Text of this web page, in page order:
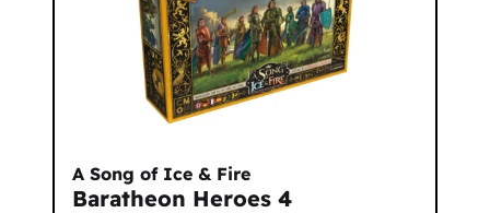
A Song of Ice & Fire
Baratheon Heroes 4